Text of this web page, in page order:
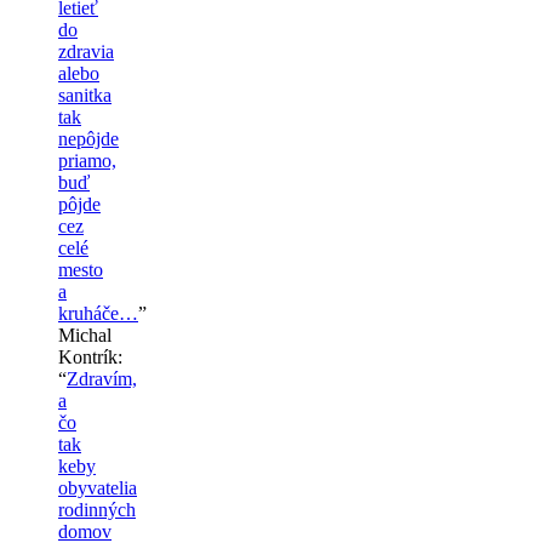
letieť
do
zdravia
alebo
sanitka
tak
nepôjde
priamo,
buď
pôjde
cez
celé
mesto
a
kruháče…”
Michal
Kontrík:
“Zdravím,
a
čo
tak
keby
obyvatelia
rodinných
domov